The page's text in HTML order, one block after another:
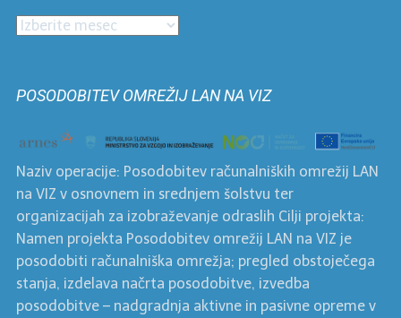
Prispevki
POSODOBITEV OMREŽIJ LAN NA VIZ
Naziv operacije: Posodobitev računalniških omrežij LAN
na VIZ v osnovnem in srednjem šolstvu ter
organizacijah za izobraževanje odraslih Cilji projekta:
Namen projekta Posodobitev omrežij LAN na VIZ je
posodobiti računalniška omrežja; pregled obstoječega
stanja, izdelava načrta posodobitve, izvedba
posodobitve – nadgradnja aktivne in pasivne opreme v